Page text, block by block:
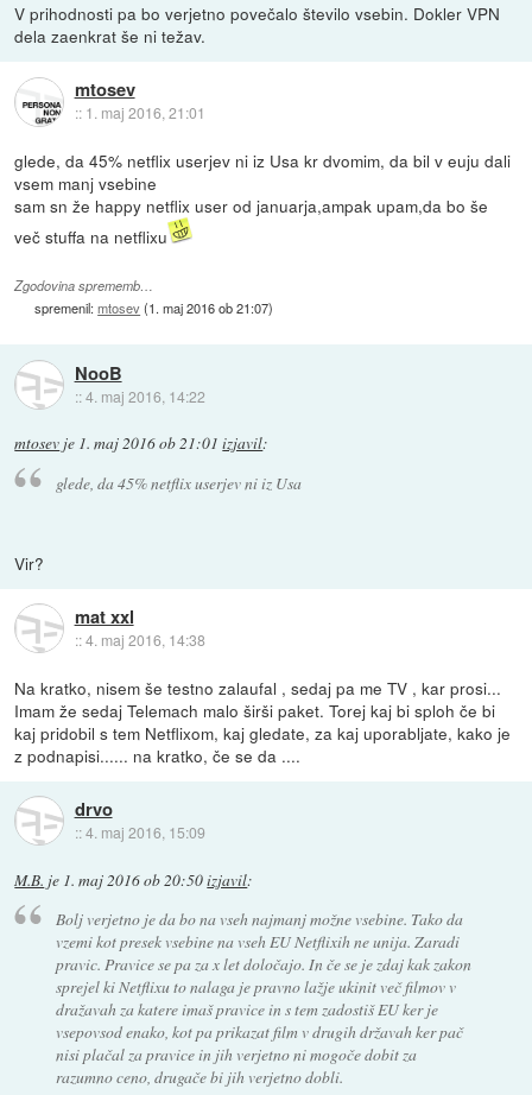
V prihodnosti pa bo verjetno povečalo število vsebin. Dokler VPN
dela zaenkrat še ni težav.
mtosev
:: 1. maj 2016, 21:01
glede, da 45% netflix userjev ni iz Usa kr dvomim, da bil v euju dali
vsem manj vsebine
sam sn že happy netflix user od januarja,ampak upam,da bo še
več stuffa na netflixu
Zgodovina sprememb…
spremenil:mtosev(1. maj 2016 ob 21:07)
NooB
::4. maj 2016, 14:22
mtosev je 1. maj 2016 ob 21:01 izjavil:
glede, da 45% netflix userjev ni iz Usa
Vir?
mat xxl
::4. maj 2016, 14:38
Na kratko, nisem še testno zalaufal , sedaj pa me TV , kar prosi...
Imam že sedaj Telemach malo širši paket. Torej kaj bi sploh če bi
kaj pridobil s tem Netflixom, kaj gledate, za kaj uporabljate, kako je
z podnapisi...... na kratko, če se da ....
drvo
::4. maj 2016, 15:09
M.B. je 1. maj 2016 ob 20:50izjavil:
Bolj verjetno je da bo na vseh najmanj možne vsebine. Tako da
vzemi kot presek vsebine na vseh EU Netflixih ne unija. Zaradi
pravic. Pravice se pa za x let določajo. In če se je zdaj kak zakon
sprejel ki Netflixu to nalaga je pravno lažje ukinit več filmov v
dražavah za katere imaš pravice in s tem zadostiš EU ker je
vsepovsod enako, kot pa prikazat film v drugih državah ker pač
nisi plačal za pravice in jih verjetno ni mogoče dobit za
razumno ceno, drugače bi jih verjetno dobli.